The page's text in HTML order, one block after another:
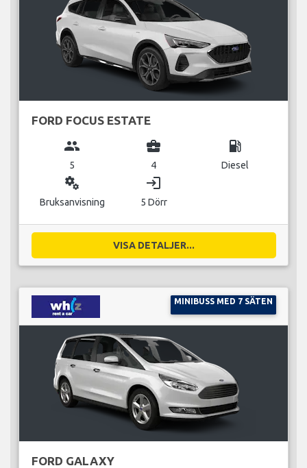
FORD FOCUS ESTATE
group
5
business_center
4
local_gas_station
Diesel
miscellaneous_services
Bruksanvisning
login
5 Dörr
VISA DETALJER...
MINIBUSS MED 7 SÄTEN
FORD GALAXY